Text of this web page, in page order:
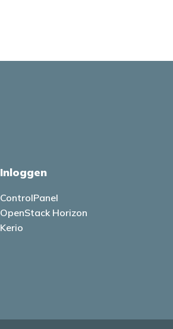
Inloggen
ControlPanel
OpenStack Horizon
Kerio